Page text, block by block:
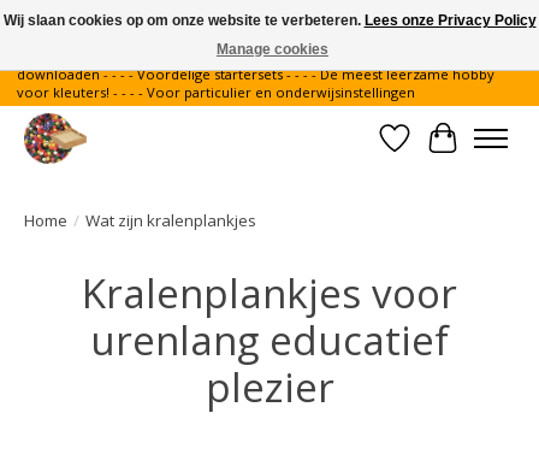
Gratis verzending binnen Nederland - - - - Legvoorbeelden gratis te
downloaden - - - - Voordelige startersets - - - - De meest leerzame hobby
voor kleuters! - - - - Voor particulier en onderwijsinstellingen
Verlanglijst
Home / Wat zijn kralenplankjes
Kralenplankjes voor
urenlang educatief
plezier
Wij slaan cookies op om onze website te verbeteren. Lees onze Privacy Policy
Manage cookies